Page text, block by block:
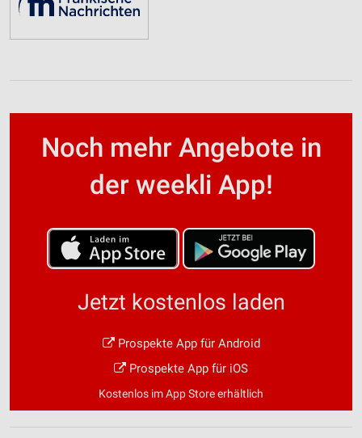
Noch mehr Angebote in
der weekli App!
Jetzt kostenlos laden
Prospekte App für Android
Prospekte App für iOS
Kostenlos im App Store erhältlich